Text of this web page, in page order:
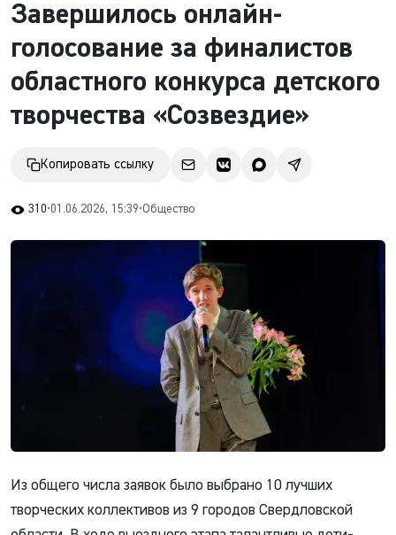
Завершилось онлайн-
голосование за финалистов
областного конкурса детского
творчества «Созвездие»
Копировать ссылку
310•01.06.2026, 15:39•Общество
Из общего числа заявок было выбрано 10 лучших
творческих коллективов из 9 городов Свердловской